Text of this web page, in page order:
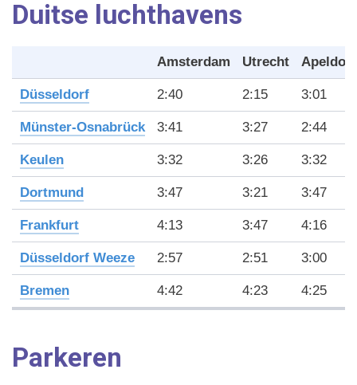
Duitse luchthavens
Amsterdam Utrecht
Düsseldorf 2:40 2:15 3:01
Münster-Osnabrück 3:41 3:27 2:44
Keulen 3:32 3:26 3:32
Dortmund 3:47 3:21 3:47
Frankfurt 4:13 3:47 4:16
Düsseldorf Weeze 2:57 2:51 3:00
Bremen 4:42 4:23 4:25
Parkeren